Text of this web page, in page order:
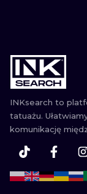
INKsearch to
tatuażu.
komunikację